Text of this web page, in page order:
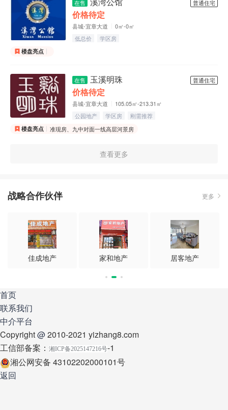
普通住宅
在售
价格待定
县城-宜章大道
0㎡-0㎡
低总价
学区房
楼盘亮点
普通住宅
在售
玉溪明珠
价格待定
县城-宜章大道
105.05㎡-213.31㎡
公园地产
学区房 刚需推荐
楼盘亮点 准现房、九中对面一线高层河景房
查看更多
更多
战略合作伙伴
佳成地产 家和地产 居客地产
首页
联系我们
中介平台
Copyright@2010-2021 yizhang8.com
工信部备案： 湘ICP备2025147216号-1
湘公网安备 43102202000101号
返回